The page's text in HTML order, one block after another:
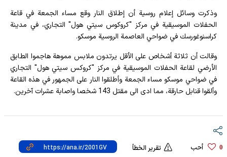
وذكرت وسائل إعلام روسية أن إطلاق النار وقع مساء الجمعة في قاعة
الحفلات الموسيقية في مركز "كروكوس سيتي هول" التجاري، في مدينة
كراسنوغورسك في ضواحي العاصمة الروسية موسكو.
وقالت أن ثلاثة أشخاص على الأقل يرتدون ملابس مموهة هاجموا الطابق
الأرضي لقاعة الحفلات الموسيقية في مركز "كروكس سيتي هول" التجاري
في ضواحي موسكو مساء الجمعة وأطلقوا النار على الجمهور في هذه القاعة
وألقوا قنابل حارقة، مما ادى الى مقتل 143 شخصا واصابة عشرات آخرين.
0 أحب تقرير الخطأ